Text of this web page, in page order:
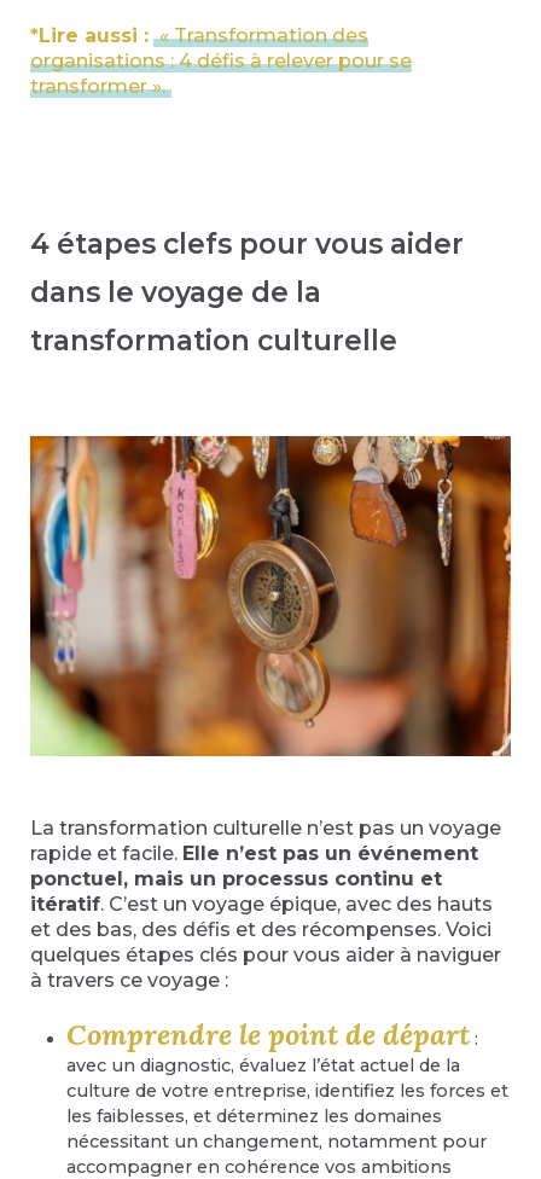
*Lire aussi : « Transformation des
organisations : 4 défis à relever pour se
transformer ».
4 étapes clefs pour vous aider
dans le voyage de la
transformation culturelle
La transformation culturelle n’est pas un voyage
rapide et facile. Elle n’est pas un événement
ponctuel, mais un processus continu et
itératif. C’est un voyage épique, avec des hauts
et des bas, des défis et des récompenses. Voici
quelques étapes clés pour vous aider à naviguer
à travers ce voyage :
Comprendre le point de départ :
avec un diagnostic, évaluez l’état actuel de la
culture de votre entreprise, identifiez les forces et
les faiblesses, et déterminez les domaines
nécessitant un changement, notamment pour
accompagner en cohérence vos ambitions